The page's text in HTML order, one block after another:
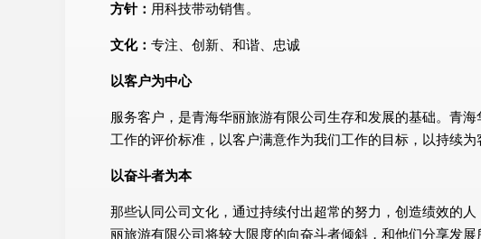
方针： 用科技带动销售。
文化： 专注、创新、和谐、忠诚
以客户为中心
服务客户，是青海华丽旅游有限公司生存和发展的基础。青
工作的评价标准，以客户满意作为我们工作的目标，以持续
以奋斗者为本
那些认同公司文化，通过持续付出超常的努力，创造绩效的
丽旅游有限公司将较大限度的向奋斗者倾斜，和他们分享发展